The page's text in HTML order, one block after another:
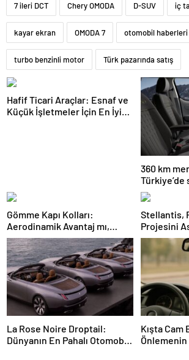
7 ileri DCT Chery OMODA D-SUV iç
kayar ekran OMODA 7 otomobil haberleri
turbo benzinli motor Türk pazarında satış
Hafif Ticari Araçlar: Esnaf ve
Küçük İşletmeler İçin En İyi
360 km
Türkiye’de
Gömme Kapı Kolları:
Aerodinamik Avantaj mı,
Güvenlik Riskleri mi?
Stellantis,
Projesini
1500 REV
Haritası
La Rose Noire Droptail:
Dünyanın En Pahalı Otomobili
Kışta Cam